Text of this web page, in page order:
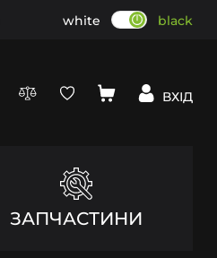
white black
ВХІД
ЗАПЧАСТИНИ